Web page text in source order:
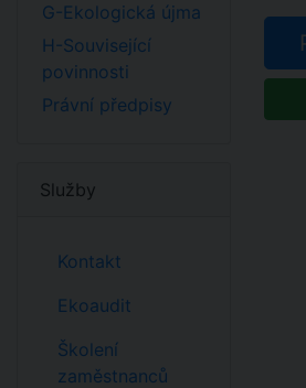
G-Ekologická újma
H-Související
povinnosti
Právní předpisy
Služby
Kontakt
Ekoaudit
Školení
zaměstnanců